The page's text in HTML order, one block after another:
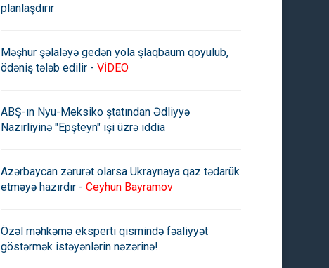
planlaşdırır
Məşhur şəlaləyə gedən yola şlaqbaum qoyulub,
ödəniş tələb edilir - VİDEO
ABŞ-ın Nyu-Meksiko ştatından Ədliyyə
Nazirliyinə "Epşteyn" işi üzrə iddia
Azərbaycan zərurət olarsa Ukraynaya qaz tədarük
etməyə hazırdır - Ceyhun Bayramov
Özəl məhkəmə eksperti qismində fəaliyyət
göstərmək istəyənlərin nəzərinə!